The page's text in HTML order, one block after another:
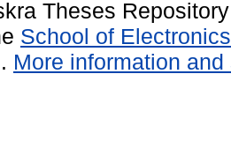
Theses
School of
More information